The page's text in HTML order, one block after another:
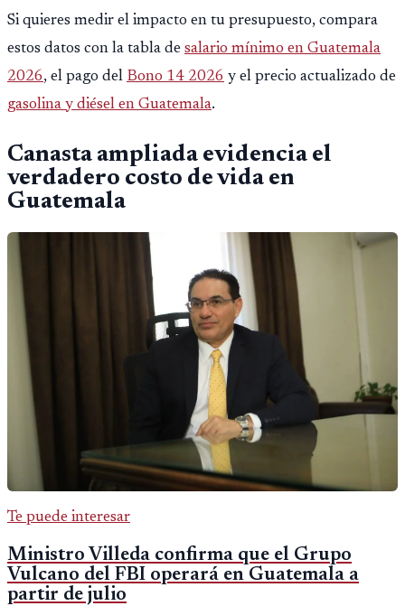
Si quieres medir el impacto en tu presupuesto, compara
estos datos con la tabla de salario mínimo en Guatemala
2026, el pago del Bono 14 2026 y el precio actualizado de
gasolina y diésel en Guatemala.
Canasta ampliada evidencia el
verdadero costo de vida en
Guatemala
Te puede interesar
Ministro Villeda confirma que el Grupo
Vulcano del FBI operará en Guatemala a
partir de julio